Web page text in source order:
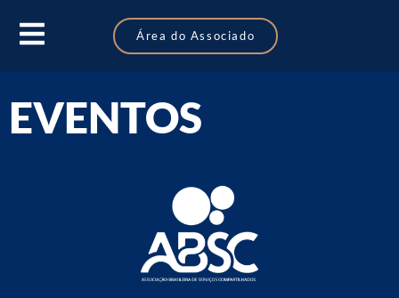
Área do Associado
EVENTOS